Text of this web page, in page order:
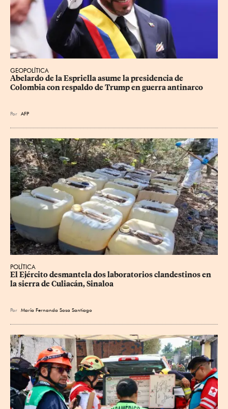
GEOPOLÍTICA
Abelardo de la Espriella asume la presidencia de
Colombia con respaldo de Trump en guerra antinarco
Por AFP
POLÍTICA
El Ejército desmantela dos laboratorios clandestinos en
la sierra de Culiacán, Sinaloa
Por María Fernanda Sosa Santiago